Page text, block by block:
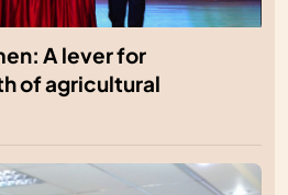
A lever for
of agricultural